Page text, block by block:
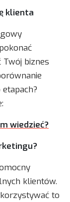
klienta
biznes
wiedzieć?
klientów.
to